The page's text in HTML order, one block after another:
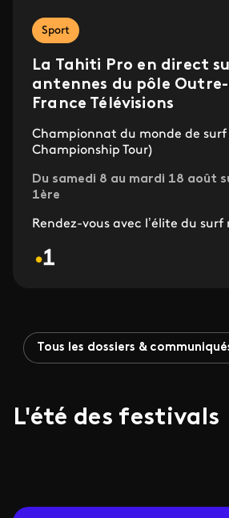
Sport
La Tahiti Pro en direct
antennes du pôle
France Télévisions
Championnat du monde de surf
Championship Tour)
Du samedi 8 au mardi 18 août
1ère
Rendez-vous avec l’élite du surf
Tous les dossiers &
L'été des festivals